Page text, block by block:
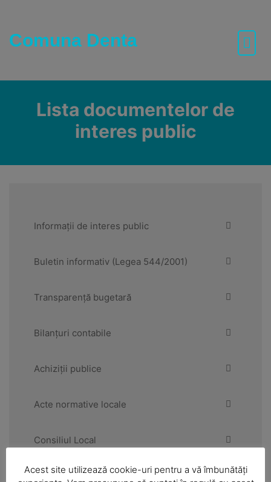
content
Comuna Denta
Lista documentelor de
interes public
Informații de interes public
Buletin informativ (Legea 544/2001)
Transparență bugetară
Bilanțuri contabile
Achiziții publice
Acte normative locale
Consiliul Local
Primăria
Acest site utilizează cookie-uri pentru a vă îmbunătăți